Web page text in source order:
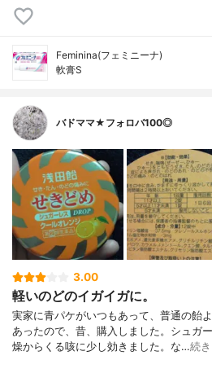
Feminina(フェミニーナ)
軟膏S
バドママ★フォロバ100◎
3.00
軽いのどのイガイガに。
実家に青パケがいつもあって、普通の飴
あったので、昔、購入しました。シュガ
燥からくる咳に少し効きました。な…続